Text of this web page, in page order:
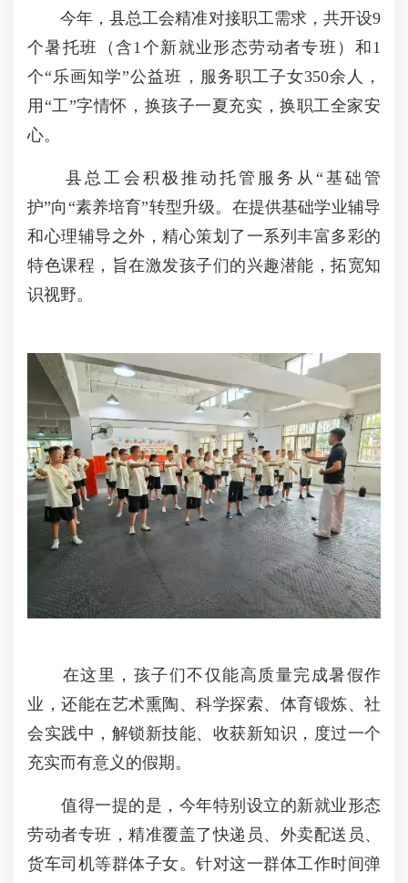
今年，县总工会精准对接职工需求，共开设9
个暑托班（含1个新就业形态劳动者专班）和1
个“乐画知学”公益班，服务职工子女350余人，
用“工”字情怀，换孩子一夏充实，换职工全家安
心。
县总工会积极推动托管服务从“基础管
护”向“素养培育”转型升级。在提供基础学业辅导
和心理辅导之外，精心策划了一系列丰富多彩的
特色课程，旨在激发孩子们的兴趣潜能，拓宽知
识视野。
在这里，孩子们不仅能高质量完成暑假作
业，还能在艺术熏陶、科学探索、体育锻炼、社
会实践中，解锁新技能、收获新知识，度过一个
充实而有意义的假期。
值得一提的是，今年特别设立的新就业形态
劳动者专班，精准覆盖了快递员、外卖配送员、
货车司机等群体子女。针对这一群体工作时间弹